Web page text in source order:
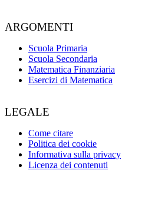
ARGOMENTI
Scuola Primaria
Scuola Secondaria
Matematica Finanziaria
Esercizi di Matematica
LEGALE
Come citare
Politica dei cookie
Informativa sulla privacy
Licenza dei contenuti